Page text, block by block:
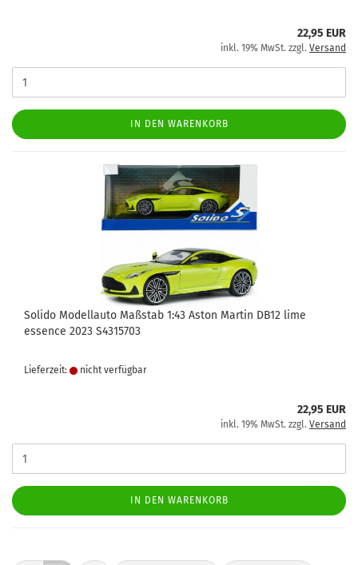
22,95 EUR
inkl. 19% MwSt. zzgl. Versand
IN DEN WARENKORB
Solido Modellauto Maßstab 1:43 Aston Martin DB12 lime
essence 2023 S4315703
Lieferzeit: nicht verfügbar
22,95 EUR
inkl. 19% MwSt. zzgl. Versand
IN DEN WARENKORB